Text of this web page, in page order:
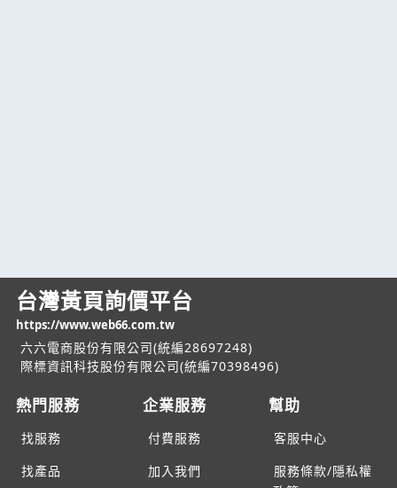
台灣黃頁詢價平台
https://www.web66.com.tw
六六電商股份有限公司(統編28697248)
際標資訊科技股份有限公司(統編70398496)
熱門服務
找服務
找產品
企業服務
付費服務
加入我們
幫助
客服中心
服務條款/隱私權